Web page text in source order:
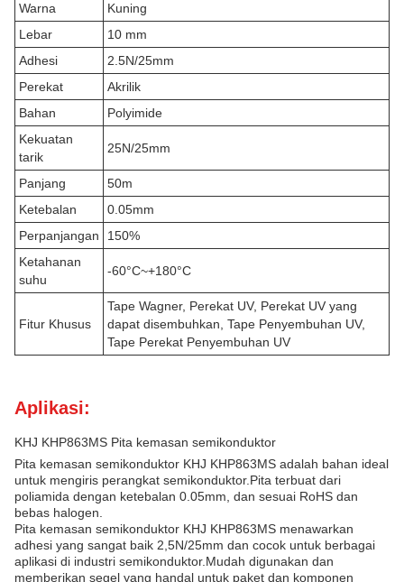
Warna
Kuning
Lebar
10 mm
Adhesi
2.5N/25mm
Perekat
Akrilik
Bahan
Polyimide
Kekuatan
tarik
25N/25mm
Panjang
50m
Ketebalan
0.05mm
Perpanjangan
150%
Ketahanan
suhu
-60°C~+180°C
Fitur Khusus
Tape Wagner, Perekat UV, Perekat UV yang
dapat disembuhkan, Tape Penyembuhan UV,
Tape Perekat Penyembuhan UV
Aplikasi:
KHJ KHP863MS Pita kemasan semikonduktor
Pita kemasan semikonduktor KHJ KHP863MS adalah bahan ideal
untuk mengiris perangkat semikonduktor.Pita terbuat dari
poliamida dengan ketebalan 0.05mm, dan sesuai RoHS dan
bebas halogen.
Pita kemasan semikonduktor KHJ KHP863MS menawarkan
adhesi yang sangat baik 2,5N/25mm dan cocok untuk berbagai
aplikasi di industri semikonduktor.Mudah digunakan dan
memberikan segel yang handal untuk paket dan komponen